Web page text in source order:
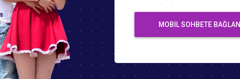
MOBIL SOHBETE BAĞLAN